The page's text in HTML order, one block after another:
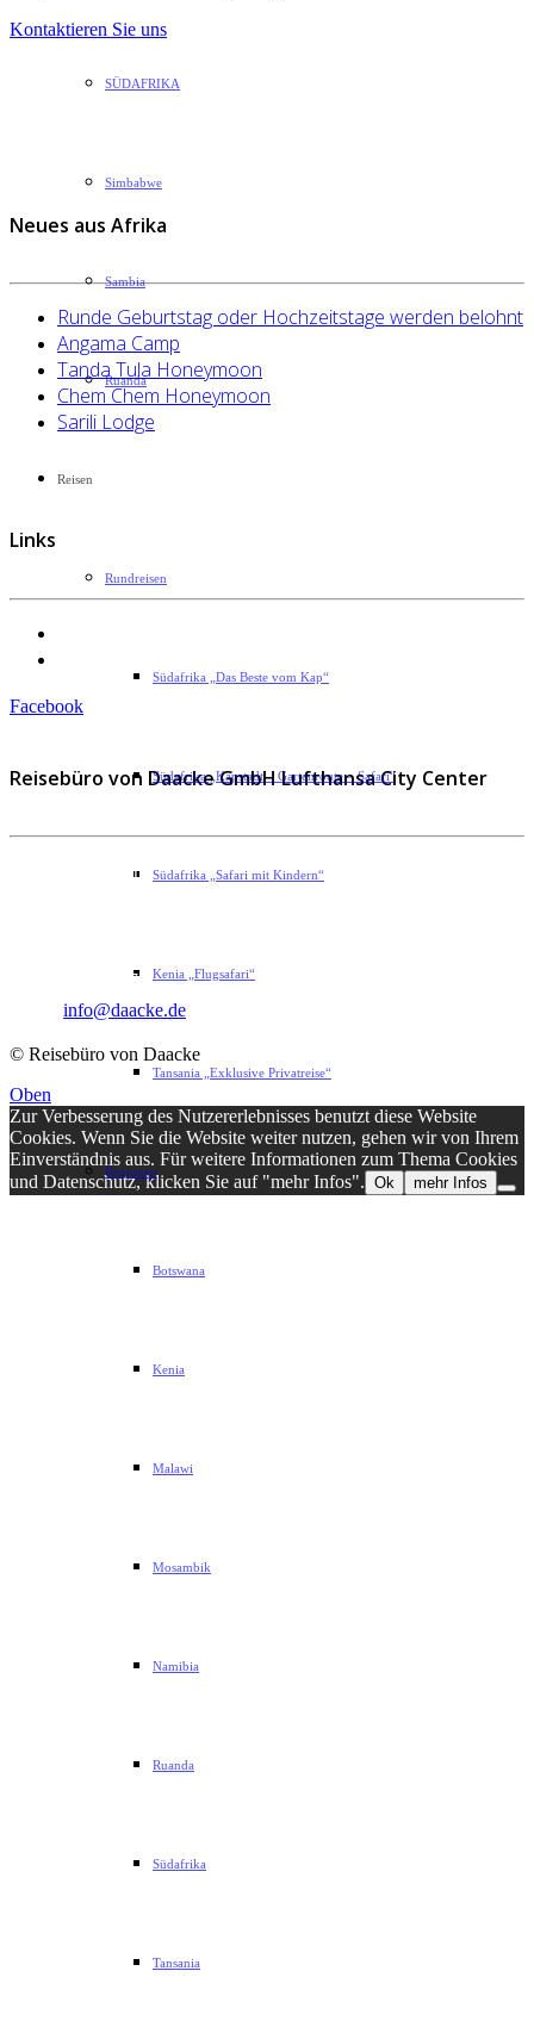
SÜDAFRIKA
Simbabwe
Sambia
Ruanda
Reisen
Rundreisen
Südafrika „Das Beste vom Kap“
Südafrika „Kapstadt – Gartenroute – Safari“
Südafrika „Safari mit Kindern“
Kenia „Flugsafari“
Tansania „Exklusive Privatreise“
Regionen
Botswana
Kenia
Malawi
Mosambik
Namibia
Ruanda
Südafrika
Tansania
Kontaktieren Sie uns
Neues aus Afrika
Runde Geburtstag oder Hochzeitstage werden belohnt
Angama Camp
Tanda Tula Honeymoon
Chem Chem Honeymoon
Sarili Lodge
Links
Facebook
Reisebüro von Daacke GmbH Lufthansa City Center
Sophie-Rahel-Jansen-Str. 98
Fax: 040 82 27 72 30
info@daacke.de
© Reisebüro von Daacke
Oben
Zur Verbesserung des Nutzererlebnisses benutzt diese Website
Cookies. Wenn Sie die Website weiter nutzen, gehen wir von Ihrem
Einverständnis aus. Für weitere Informationen zum Thema Cookies
und Datenschutz, klicken Sie auf "mehr Infos". Ok mehr Infos